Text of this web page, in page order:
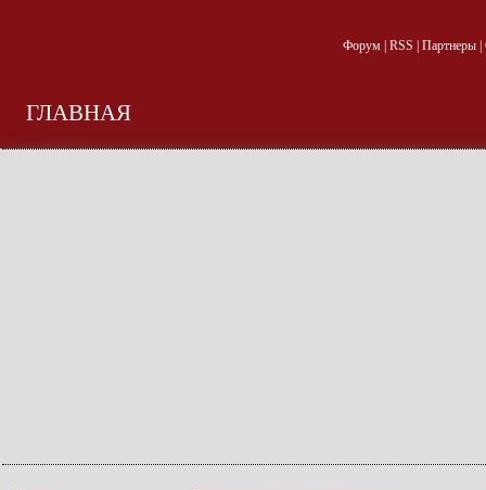
Форум| RSS Партнеры|
ГЛАВНАЯ